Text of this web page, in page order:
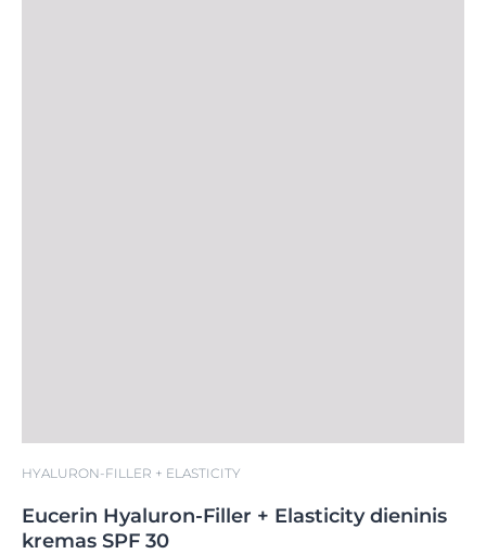
HYALURON-FILLER + ELASTICITY
Eucerin Hyaluron-Filler + Elasticity dieninis
kremas SPF 30